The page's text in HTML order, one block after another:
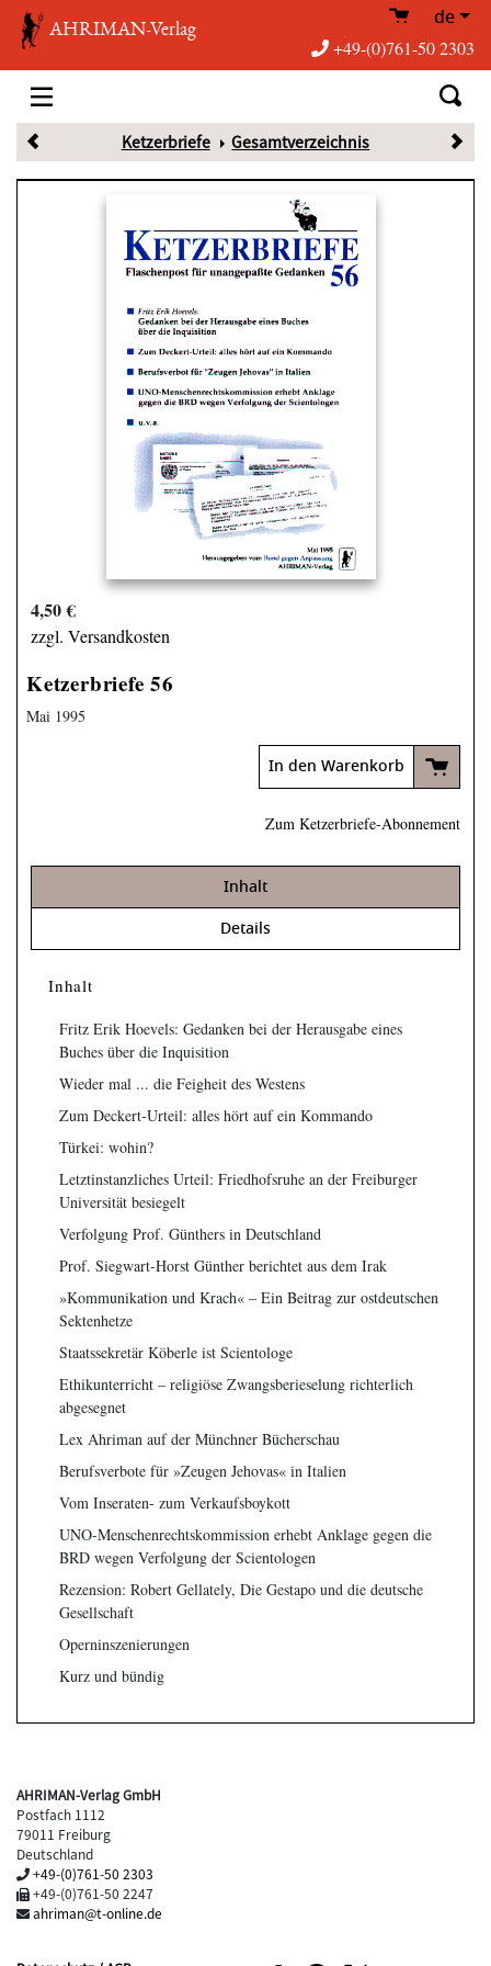
AHRIMAN-Verlag de
+49-(0)761-50 2303
Ketzerbriefe Gesamtverzeichnis
4,50 €
zzgl. Versandkosten
Ketzerbriefe 56
Mai 1995
In den Warenkorb
Zum Ketzerbriefe-Abonnement
Inhalt
Details
Inhalt
Fritz Erik Hoevels: Gedanken bei der Herausgabe eines
Buches über die Inquisition
Wieder mal ... die Feigheit des Westens
Zum Deckert-Urteil: alles hört auf ein Kommando
Türkei: wohin?
Letztinstanzliches Urteil: Friedhofsruhe an der Freiburger
Universität besiegelt
Verfolgung Prof. Günthers in Deutschland
Prof. Siegwart-Horst Günther berichtet aus dem Irak
»Kommunikation und Krach« – Ein Beitrag zur ostdeutschen
Sektenhetze
Staatssekretär Köberle ist Scientologe
Ethikunterricht – religiöse Zwangsberieselung richterlich
abgesegnet
Lex Ahriman auf der Münchner Bücherschau
Berufsverbote für »Zeugen Jehovas« in Italien
Vom Inseraten- zum Verkaufsboykott
UNO-Menschenrechtskommission erhebt Anklage gegen die
BRD wegen Verfolgung der Scientologen
Rezension: Robert Gellately, Die Gestapo und die deutsche
Gesellschaft
Operninszenierungen
Kurz und bündig
AHRIMAN-Verlag GmbH
Postfach 1112
79011 Freiburg
Deutschland
+49-(0)761-50 2303
+49-(0)761-50 2247
ahriman@t-online.de